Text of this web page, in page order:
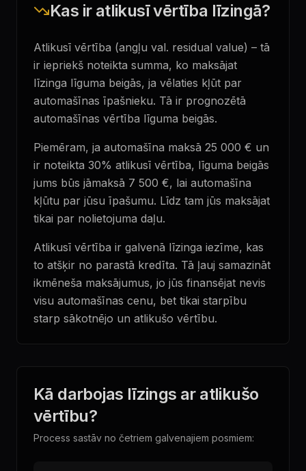
Kas ir atlikusī vērtība līzingā?
Atlikusī vērtība (angļu val. residual value) – tā
ir iepriekš noteikta summa, ko maksājat
līzinga līguma beigās, ja vēlaties kļūt par
automašīnas īpašnieku. Tā ir prognozētā
automašīnas vērtība līguma beigās.
Piemēram, ja automašīna maksā 25 000 € un
ir noteikta 30% atlikusī vērtība, līguma beigās
jums būs jāmaksā 7 500 €, lai automašīna
kļūtu par jūsu īpašumu. Līdz tam jūs maksājat
tikai par nolietojuma daļu.
Atlikusī vērtība ir galvenā līzinga iezīme, kas
to atšķir no parastā kredīta. Tā ļauj samazināt
ikmēneša maksājumus, jo jūs finansējat nevis
visu automašīnas cenu, bet tikai starpību
starp sākotnējo un atlikušo vērtību.
Kā darbojas līzings ar atlikušo
vērtību?
Process sastāv no četriem galvenajiem posmiem: